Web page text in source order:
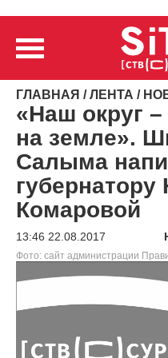
ГЛАВНАЯ /ЛЕНТА /
«Наш округ
на земле».
Салыма
Комаровой
13:46 22.08.2017
Фото: сайт администрации